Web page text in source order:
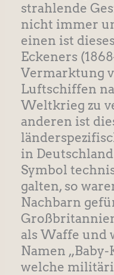
strahlende
nicht immer
einen ist
Eckeners
Vermarktung
Luftschiffen
Weltkrieg zu
anderen ist
in
Symbol
galten, so
Nachbarn
als Waffe und
Namen
welche